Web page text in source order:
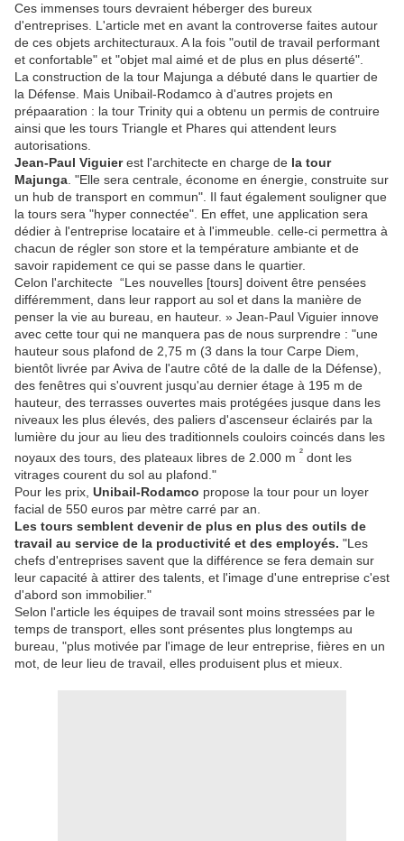
Ces immenses tours devraient héberger des bureux
d'entreprises. L'article met en avant la controverse faites autour
de ces objets architecturaux. A la fois "outil de travail performant
et confortable" et "objet mal aimé et de plus en plus déserté".
La construction de la tour Majunga a débuté dans le quartier de
la Défense. Mais Unibail-Rodamco à d'autres projets en
prépaaration : la tour Trinity qui a obtenu un permis de contruire
ainsi que les tours Triangle et Phares qui attendent leurs
autorisations.
Jean-Paul Viguierest l'architecte en charge de la tour
Majunga . "Elle sera centrale, économe en énergie, construite sur
un hub de transport en commun". Il faut également souligner que
la tours sera "hyper connectée". En effet, une application sera
dédier à l'entreprise locataire et à l'immeuble. celle-ci permettra à
chacun de régler son store et la température ambiante et de
savoir rapidement ce qui se passe dans le quartier.
Celon l'architecte “Les nouvelles [tours] doivent être pensées
différemment, dans leur rapport au sol et dans la manière de
penser la vie au bureau, en hauteur. » Jean-Paul Viguier innove
avec cette tour qui ne manquera pas de nous surprendre : "une
hauteur sous plafond de 2,75 m (3 dans la tour Carpe Diem,
bientôt livrée par Aviva de l'autre côté de la dalle de la Défense),
des fenêtres qui s'ouvrent jusqu'au dernier étage à 195 m de
hauteur, des terrasses ouvertes mais protégées jusque dans les
niveaux les plus élevés, des paliers d'ascenseur éclairés par la
lumière du jour au lieu des traditionnels couloirs coincés dans les
noyaux des tours, des plateaux libres de 2.000 m ² dont les
vitrages courent du sol au plafond."
Pour les prix, Unibail-Rodamco propose la tour pour un loyer
facial de 550 euros par mètre carré par an.
Les tours semblent devenir de plus en plus des outils de
travail au service de la productivité et des employés. "Les
chefs d'entreprises savent que la différence se fera demain sur
leur capacité à attirer des talents, et l'image d'une entreprise c'est
d'abord son immobilier."
Selon l'article les équipes de travail sont moins stressées par le
temps de transport, elles sont présentes plus longtemps au
bureau, "plus motivée par l'image de leur entreprise, fières en un
mot, de leur lieu de travail, elles produisent plus et mieux.